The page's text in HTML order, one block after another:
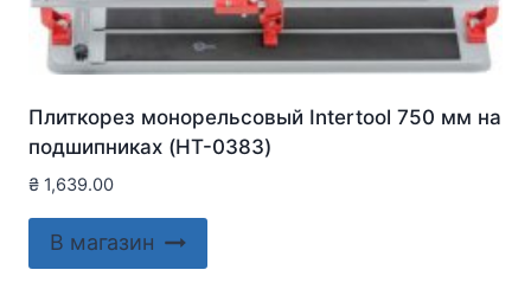
Плиткорез монорельсовый Intertool 750 мм на
подшипниках (HT-0383)
₴ 1,639.00
В магазин